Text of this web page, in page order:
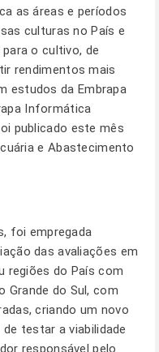
as áreas e períodos
culturas no País e
o cultivo, de
rendimentos mais
estudos da Embrapa
Informática
publicado este mês
e Abastecimento
foi empregada
das avaliações em
regiões do País com
Grande do Sul, com
criando um novo
testar a viabilidade
responsável pelo